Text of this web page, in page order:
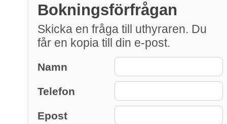
Bokningsförfrågan
Skicka en fråga till uthyraren. Du
får en kopia till din e-post.
Namn
Telefon
Epost